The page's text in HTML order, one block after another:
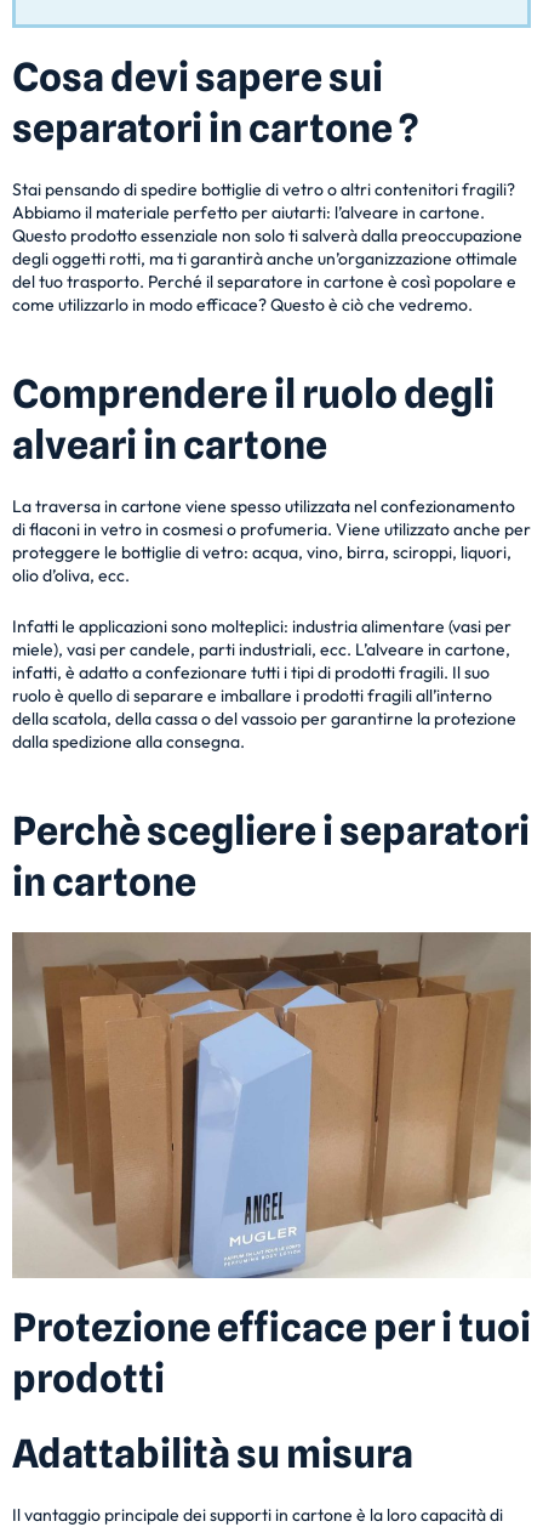
Cosa devi sapere sui
separatori in cartone ?
Stai pensando di spedire bottiglie di vetro o altri contenitori fragili?
Abbiamo il materiale perfetto per aiutarti: l’alveare in cartone.
Questo prodotto essenziale non solo ti salverà dalla preoccupazione
degli oggetti rotti, ma ti garantirà anche un’organizzazione ottimale
del tuo trasporto. Perché il separatore in cartone è così popolare e
come utilizzarlo in modo efficace? Questo è ciò che vedremo.
Comprendere il ruolo degli
alveari in cartone
La traversa in cartone viene spesso utilizzata nel confezionamento
di flaconi in vetro in cosmesi o profumeria. Viene utilizzato anche per
proteggere le bottiglie di vetro: acqua, vino, birra, sciroppi, liquori,
olio d’oliva, ecc.
Infatti le applicazioni sono molteplici: industria alimentare (vasi per
miele), vasi per candele, parti industriali, ecc. L’alveare in cartone,
infatti, è adatto a confezionare tutti i tipi di prodotti fragili. Il suo
ruolo è quello di separare e imballare i prodotti fragili all’interno
della scatola, della cassa o del vassoio per garantirne la protezione
dalla spedizione alla consegna.
Perchè scegliere i separatori
in cartone
Protezione efficace per i tuoi
prodotti
Adattabilità su misura
Il vantaggio principale dei supporti in cartone è la loro capacità di